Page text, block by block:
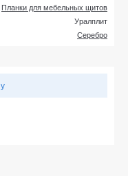
Планки для мебельных щитов
Уралплит
Серебро